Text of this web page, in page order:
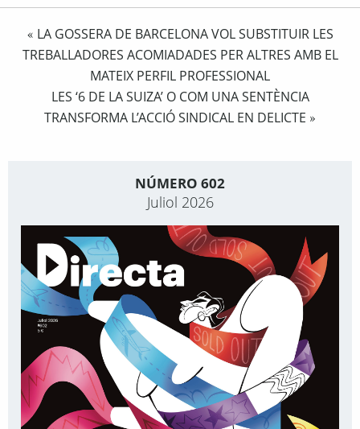
« LA GOSSERA DE BARCELONA VOL SUBSTITUIR LES
TREBALLADORES ACOMIADADES PER ALTRES AMB EL
MATEIX PERFIL PROFESSIONAL
LES ‘6 DE LA SUIZA’ O COM UNA SENTÈNCIA
TRANSFORMA L’ACCIÓ SINDICAL EN DELICTE »
NÚMERO 602
Juliol 2026